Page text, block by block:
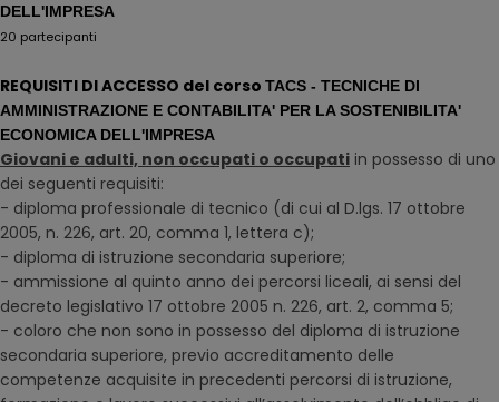
DELL'IMPRESA
20 partecipanti
REQUISITI DI ACCESSO del corso TACS - TECNICHE DI
AMMINISTRAZIONE E CONTABILITA' PER LA SOSTENIBILITA'
ECONOMICA DELL'IMPRESA
Giovani e adulti, non occupati o occupati in possesso di uno
dei seguenti requisiti:
- diploma professionale di tecnico (di cui al D.lgs. 17 ottobre
2005, n. 226, art. 20, comma 1, lettera c);
- diploma di istruzione secondaria superiore;
- ammissione al quinto anno dei percorsi liceali, ai sensi del
decreto legislativo 17 ottobre 2005 n. 226, art. 2, comma 5;
- coloro che non sono in possesso del diploma di istruzione
secondaria superiore, previo accreditamento delle
competenze acquisite in precedenti percorsi di istruzione,